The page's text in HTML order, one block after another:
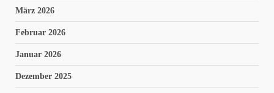
März 2026
Februar 2026
Januar 2026
Dezember 2025